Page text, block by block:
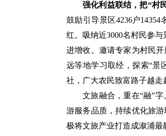
强化利益联结，把“村
鼓励引导景区4236户
红。吸纳近3000名村民参
进增收。邀请专家为村民
远等地学习取经，探索“景
社，广大农民致富路子越走
文旅融合，重在“融”
游服务品质，持续优化旅
极将文旅产业打造成溆浦最